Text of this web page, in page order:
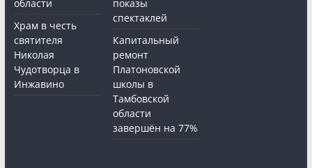
области
Храм в честь
святителя
Николая
Чудотворца в
Инжавино
показы
спектаклей
Капитальный
ремонт
Платоновской
школы в
Тамбовской
области
завершён на 77%